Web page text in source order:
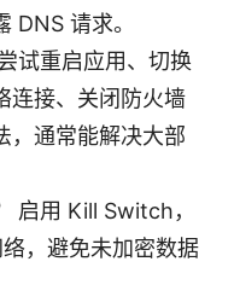
DNS 请求。
试重启应用、切换
连接、关闭防火墙
，通常能解决大部
启用 Kill Switch，
，避免未加密数据